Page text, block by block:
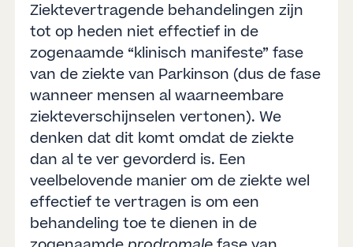
Ziektevertragende behandelingen zijn
tot op heden niet effectief in de
zogenaamde “klinisch manifeste” fase
van de ziekte van Parkinson (dus de fase
wanneer mensen al waarneembare
ziekteverschijnselen vertonen). We
denken dat dit komt omdat de ziekte
dan al te ver gevorderd is. Een
veelbelovende manier om de ziekte wel
effectief te vertragen is om een
behandeling toe te dienen in de